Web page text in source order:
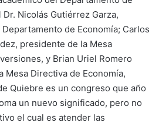
Nicolás Gutiérrez Garza,
de Economía; Carlos
presidente de la Mesa
y Brian Uriel Romero
Mesa Directiva de Economía,
Quiebre es un congreso que año
un nuevo significado, pero no
el cual es atender las